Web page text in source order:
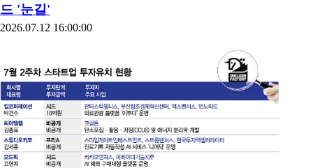
드 '눈길'
2026.07.12 16:00:00